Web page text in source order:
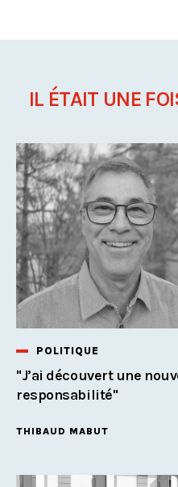
IL ÉTAIT UNE
POLITIQUE
"J’ai découvert une
responsabilité"
THIBAUD MABUT